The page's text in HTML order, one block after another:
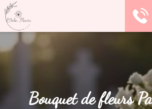
Bouquet de fleurs